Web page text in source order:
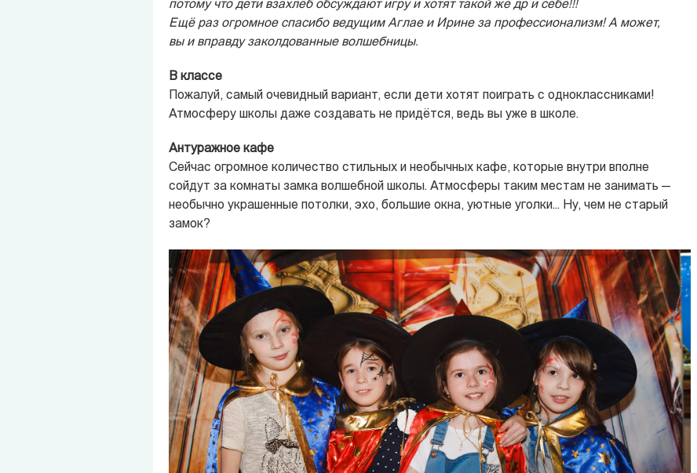
потому что дети взахлёб обсуждают игру и хотят такой же др и себе!!!
Ещё раз огромное спасибо ведущим Аглае и Ирине за профессионализм! А может,
вы и вправду заколдованные волшебницы.
В классе
Пожалуй, самый очевидный вариант, если дети хотят поиграть с одноклассниками!
Атмосферу школы даже создавать не придётся, ведь вы уже в школе.
Антуражное кафе
Сейчас огромное количество стильных и необычных кафе, которые внутри вполне
сойдут за комнаты замка волшебной школы. Атмосферы таким местам не занимать —
необычно украшенные потолки, эхо, большие окна, уютные уголки... Ну, чем не старый
замок?